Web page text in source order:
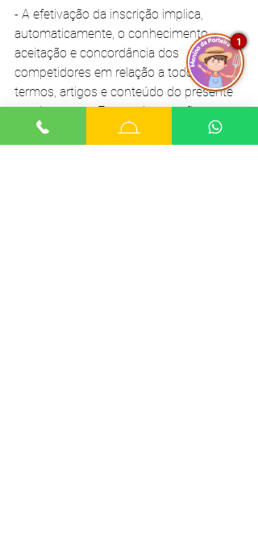
- A efetivação da inscrição implica,
automaticamente, o conhecimento,
aceitação e concordância dos
competidores em relação a todos os
termos, artigos e conteúdo do presente
regulamento. - Eventuais questões
relacionadas ao evento serão dirimidas,
se assim for necessário, no Foro da
1